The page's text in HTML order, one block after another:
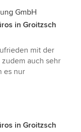
GmbH
in Groitzsch
mit der
zudem auch sehr
es nur
in Groitzsch